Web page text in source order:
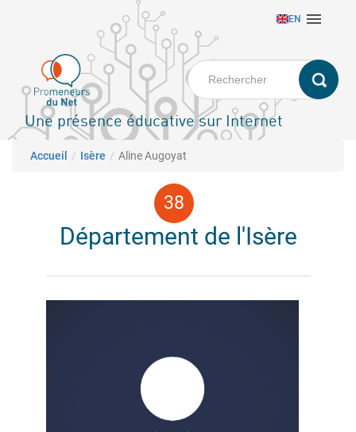
principal
EN 
Une présence éducative sur Internet
Fil d'Ariane
Accueil Isère Aline Augoyat
Département de l'Isère